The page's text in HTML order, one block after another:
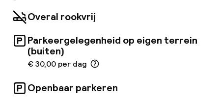
Overal rookvrij
Parkeergelegenheid op eigen terrein
(buiten)
€ 30,00 per dag
Openbaar parkeren